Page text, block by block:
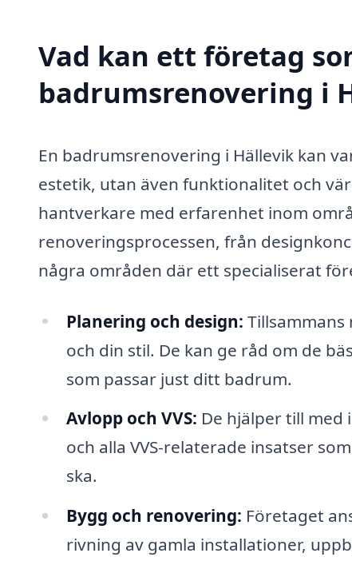
Vad kan ett företag
badrumsrenovering i
En badrumsrenovering i Hällevik kan
estetik, utan även funktionalitet och
hantverkare med erfarenhet inom
renoveringsprocessen, från
några områden där ett specialiserat
Planering och design: Tillsammans
och din stil. De kan ge råd om de
som passar just ditt badrum.
Avlopp och VVS: De hjälper till
och alla VVS-relaterade insatser
ska.
Bygg och renovering: Företaget
rivning av gamla installationer,